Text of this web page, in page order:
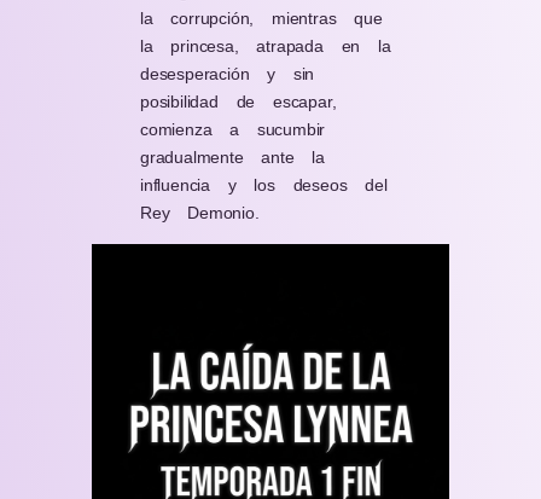
la corrupción, mientras que
la princesa, atrapada en la
desesperación y sin
posibilidad de escapar,
comienza a sucumbir
gradualmente ante la
influencia y los deseos del
Rey Demonio.